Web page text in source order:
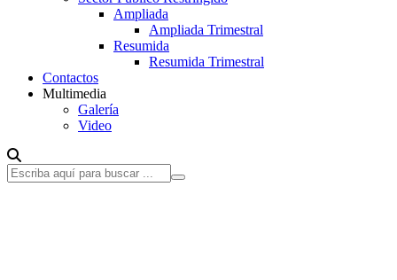
Ampliada
Ampliada Trimestral
Resumida
Resumida Trimestral
Contactos
Multimedia
Galería
Video